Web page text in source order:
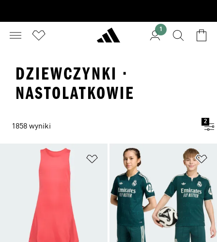
1
DZIEWCZYNKI ·
NASTOLATKOWIE
1858 wyniki
2
Dodaj do listy życzeń